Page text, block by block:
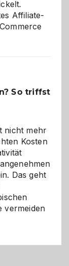
Affiliate-
So triffst
nicht mehr
Kosten
Das geht
vermeiden